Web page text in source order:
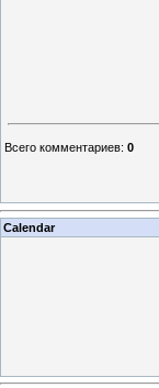
Всего комментариев: 0
Calendar